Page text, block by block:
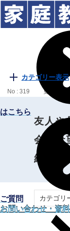
はこちら
ご質問
お問い合わせ・資
カテゴリー表示
No : 319 更新日時
友人や
会を希
絡をし
カテゴリ